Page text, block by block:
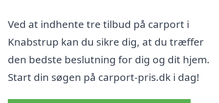
Ved at indhente tre tilbud på carport i
Knabstrup kan du sikre dig, at du træffer
den bedste beslutning for dig og dit hjem.
Start din søgen på carport-pris.dk i dag!